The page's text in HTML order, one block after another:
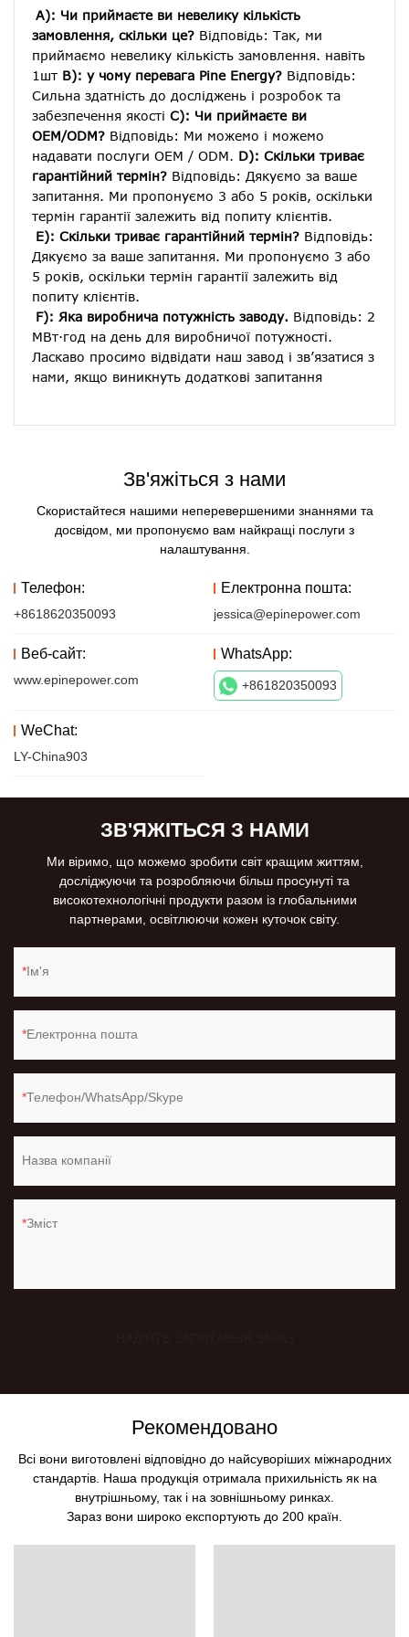
A): Чи приймаєте ви невелику кількість
замовлення, скільки це? Відповідь: Так, ми
приймаємо невелику кількість замовлення. навіть
1шт B): у чому перевага Pine Energy? Відповідь:
Сильна здатність до досліджень і розробок та
забезпечення якості C): Чи приймаєте ви
OEM/ODM? Відповідь: Ми можемо і можемо
надавати послуги OEM / ODM. D): Скільки триває
гарантійний термін? Відповідь: Дякуємо за ваше
запитання. Ми пропонуємо 3 або 5 років, оскільки
термін гарантії залежить від попиту клієнтів.
E): Скільки триває гарантійний термін? Відповідь:
Дякуємо за ваше запитання. Ми пропонуємо 3 або
5 років, оскільки термін гарантії залежить від
попиту клієнтів.
F): Яка виробнича потужність заводу. Відповідь: 2
МВт·год на день для виробничої потужності.
Ласкаво просимо відвідати наш завод і зв’язатися з
нами, якщо виникнуть додаткові запитання
Зв'яжіться з нами
Скористайтеся нашими неперевершеними знаннями та
досвідом, ми пропонуємо вам найкращі послуги з
налаштування.
Телефон:
+8618620350093
Електронна пошта:
jessica@epinepower.com
Веб-сайт:
www.epinepower.com
WhatsApp:
+861820350093
WeChat:
LY-China903
ЗВ'ЯЖІТЬСЯ З НАМИ
Ми віримо, що можемо зробити світ кращим життям,
досліджуючи та розробляючи більш просунуті та
високотехнологічні продукти разом із глобальними
партнерами, освітлюючи кожен куточок світу.
Ім'я
Електронна пошта
Телефон/WhatsApp/Skype
Назва компанії
Зміст
Рекомендовано
Всі вони виготовлені відповідно до найсуворіших міжнародних
стандартів. Наша продукція отримала прихильність як на
внутрішньому, так і на зовнішньому ринках.
Зараз вони широко експортують до 200 країн.